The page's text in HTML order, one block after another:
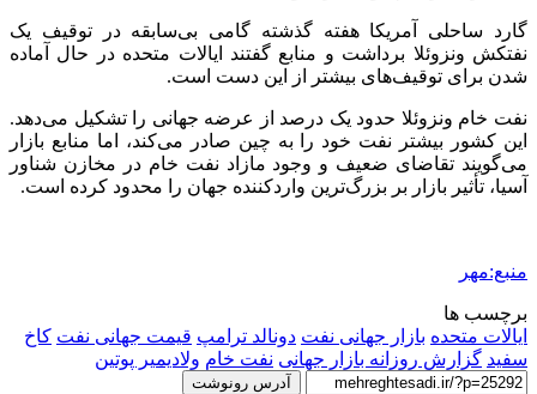
گارد ساحلی آمریکا هفته گذشته گامی بی‌سابقه در توقیف یک
نفتکش ونزوئلا برداشت و منابع گفتند ایالات متحده در حال آماده
شدن برای توقیف‌های بیشتر از این دست است.
نفت خام ونزوئلا حدود یک درصد از عرضه جهانی را تشکیل می‌دهد.
این کشور بیشتر نفت خود را به چین صادر می‌کند، اما منابع بازار
می‌گویند تقاضای ضعیف و وجود مازاد نفت خام در مخازن شناور
آسیا، تأثیر بازار بر بزرگ‌ترین واردکننده جهان را محدود کرده است.
منبع:مهر
برچسب ها
ایالات متحده بازار جهانی نفت دونالد ترامپ قیمت جهانی نفت کاخ
سفید گزارش روزانه بازار جهانی نفت خام ولادیمیر پوتین
آدرس رونوشت